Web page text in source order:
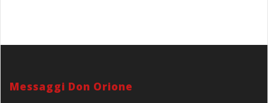
Messaggi Don Orione